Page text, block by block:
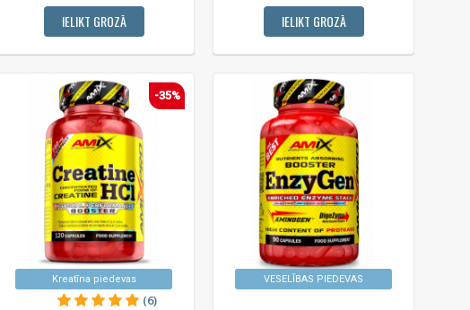
IELIKT GROZĀ IELIKT GROZĀ
Kreatīna piedevas
-35%
(6)
VESELĪBAS PIEDEVAS